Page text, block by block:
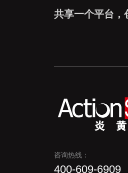
共享一个平台，
咨询热线：
400-609-6909